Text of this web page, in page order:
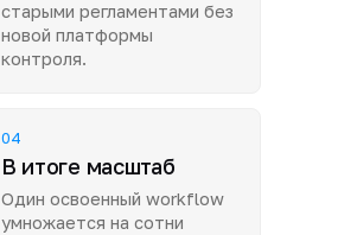
старыми регламентами без
новой платформы
контроля.
04
В итоге масштаб
Один освоенный workflow
умножается на сотни